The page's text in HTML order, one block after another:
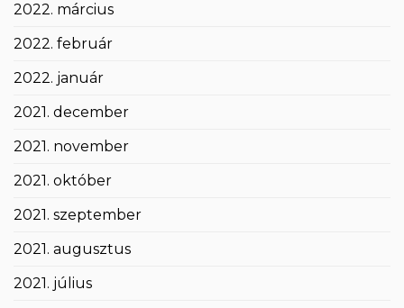
2022. március
2022. február
2022. január
2021. december
2021. november
2021. október
2021. szeptember
2021. augusztus
2021. július